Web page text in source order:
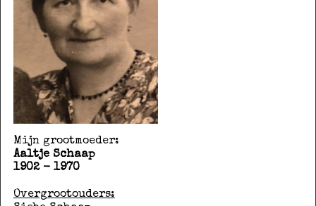
Mijn grootmoeder:
Aaltje Schaap
1902 - 1970
Overgrootouders: